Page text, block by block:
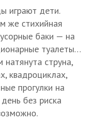
играют дети.
же стихийная
баки — на
туалеты…
натянута струна,
квадроциклах,
прогулки на
без риска